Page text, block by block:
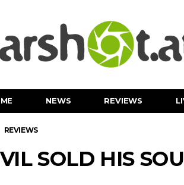
NEWS REVIEWS
REVIEWS
SOLD HIS